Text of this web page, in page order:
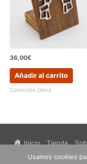
36,00€
Añadir al carrito
Colección Okna
Inicio Tienda
Política de
Usamos cookies